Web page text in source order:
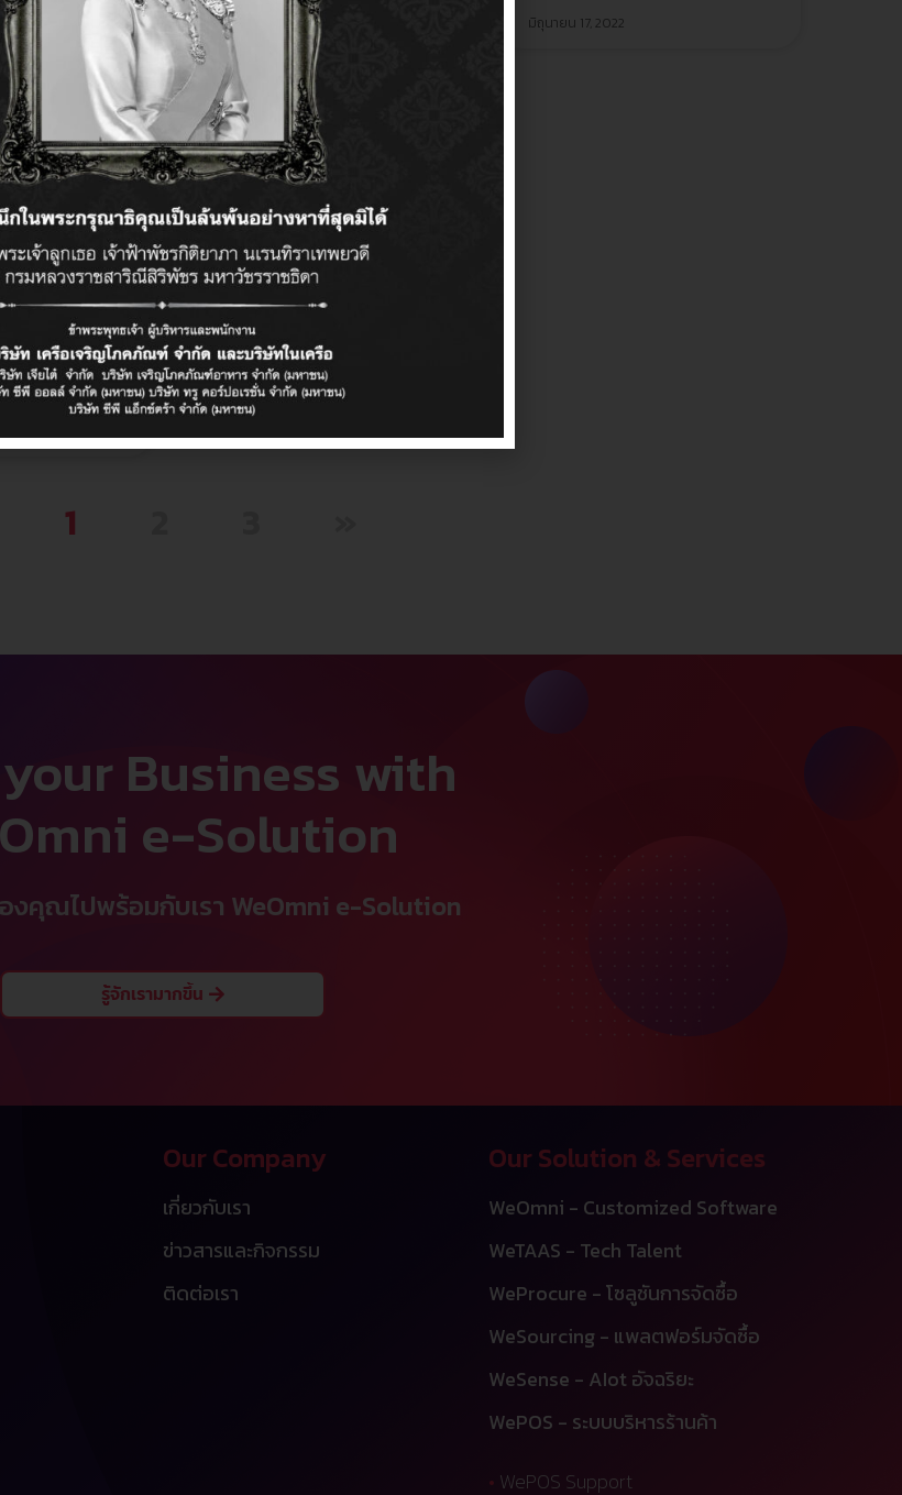
มิถุนายน 17, 2022 มิถุนายน 17, 2022
POS BACK OFFICE
ร์ (Order
1
Business with
e-Solution
งคุณไปพร้อมกับเรา WeOmni e-Solution
รู้จักเรามากขึ้น
Our Company
เกี่ยวกับเรา
ข่าวสารและกิจกรรม
ติดต่อเรา
Our Solution & Services
WeOmni - Customized Software
WeTAAS - Tech Talent
WeProcure - โซลูชันการจัดซื้อ
WeSourcing - แพลตฟอร์มจัดซื้อ
WeSense - AIot อัจฉริยะ
WePOS - ระบบบริหารร้านค้า
• WePOS Support